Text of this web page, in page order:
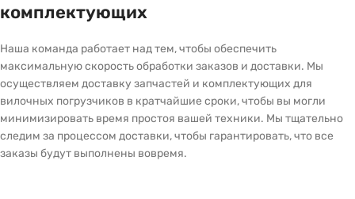
комплектующих
Наша команда работает над тем, чтобы обеспечить
максимальную скорость обработки заказов и доставки. Мы
осуществляем доставку запчастей и комплектующих для
вилочных погрузчиков в кратчайшие сроки, чтобы вы могли
минимизировать время простоя вашей техники. Мы тщательно
следим за процессом доставки, чтобы гарантировать, что все
заказы будут выполнены вовремя.